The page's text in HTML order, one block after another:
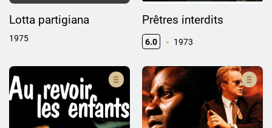
Lotta partigiana
1975
Prêtres interdits
6.0 1973